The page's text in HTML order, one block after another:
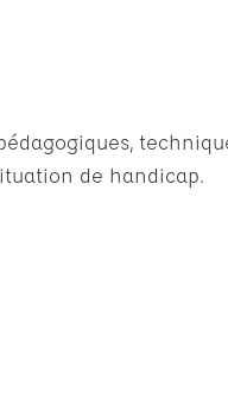
de handicap.